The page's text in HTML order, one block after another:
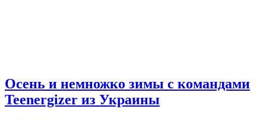
Осень и немножко зимы с командами
Teenergizer из Украины